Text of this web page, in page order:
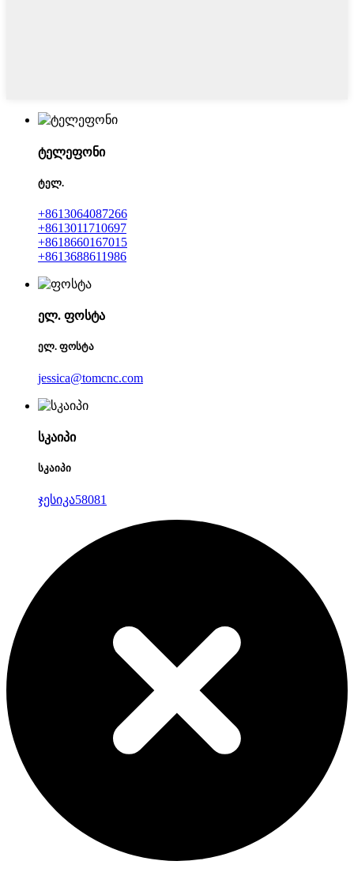
ტელეფონი
ტელ.
+8613064087266
+8613011710697
+8618660167015
+8613688611986
ელ. ფოსტა
ელ. ფოსტა
jessica@tomcnc.com
სკაიპი
სკაიპი
ჯესიკა58081